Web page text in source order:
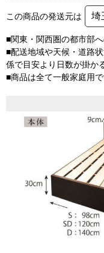
この商品の発送元は 埼
■関東・関西圏の都市部
■配送地域や天候・道路
係で目安より日数が掛か
■商品は全て一般家庭用